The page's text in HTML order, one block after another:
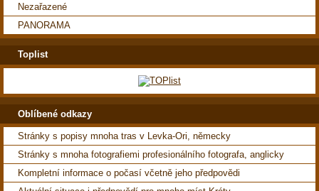
Nezařazené
PANORAMA
Toplist
Oblíbené odkazy
Stránky s popisy mnoha tras v Levka-Ori, německy
Stránky s mnoha fotografiemi profesionálního fotografa, anglicky
Kompletní informace o počasí včetně jeho předpovědi